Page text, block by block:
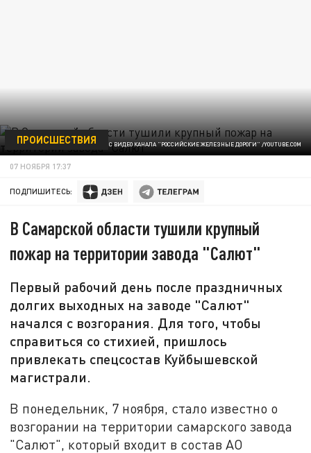
ФОТО: СКРИНШОТ С ВИДЕО КАНАЛА "РОССИЙСКИЕ ЖЕЛЕЗНЫЕ ДОРОГИ" /YOUTUBE.COM
ПРОИСШЕСТВИЯ
07 НОЯБРЯ 17:37
ПОДПИШИТЕСЬ:
В Самарской области тушили крупный
пожар на территории завода "Салют"
Первый рабочий день после праздничных
долгих выходных на заводе "Салют"
начался с возгорания. Для того, чтобы
справиться со стихией, пришлось
привлекать спецсостав Куйбышевской
магистрали.
В понедельник, 7 ноября, стало известно о
возгорании на территории самарского завода
"Салют", который входит в состав АО